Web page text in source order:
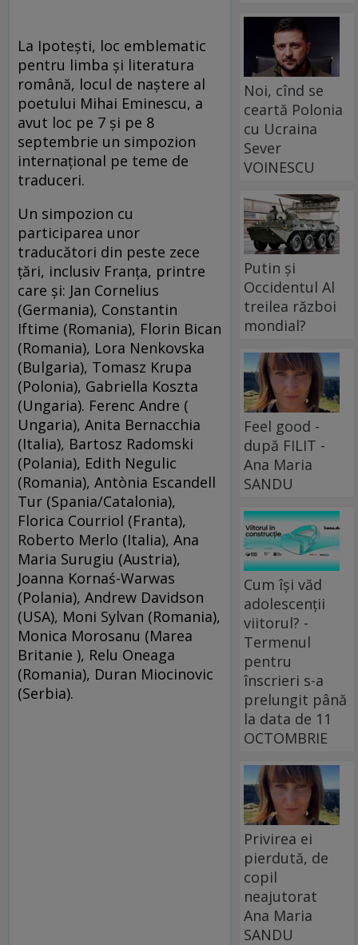
La Ipoteşti, loc emblematic
pentru limba şi literatura
română, locul de naştere al
poetului Mihai Eminescu, a
avut loc pe 7 şi pe 8
septembrie un simpozion
internaţional pe teme de
traduceri.
Un simpozion cu
participarea unor
traducători din peste zece
ţări, inclusiv Franţa, printre
care și: Jan Cornelius
(Germania), Constantin
Iftime (Romania), Florin Bican
(Romania), Lora Nenkovska
(Bulgaria), Tomasz Krupa
(Polonia), Gabriella Koszta
(Ungaria). Ferenc Andre (
Ungaria), Anita Bernacchia
(Italia), Bartosz Radomski
(Polania), Edith Negulic
(Romania), Antònia Escandell
Tur (Spania/Catalonia),
Florica Courriol (Franta),
Roberto Merlo (Italia), Ana
Maria Surugiu (Austria),
Joanna Kornaś-Warwas
(Polania), Andrew Davidson
(USA), Moni Sylvan (Romania),
Monica Morosanu (Marea
Britanie ), Relu Oneaga
(Romania), Duran Miocinovic
(Serbia).
Noi, cînd se
ceartă Polonia
cu Ucraina
Sever
VOINESCU
Putin și
Occidentul Al
treilea război
mondial?
Feel good -
după FILIT -
Ana Maria
SANDU
Cum își văd
adolescenții
viitorul? -
Termenul
pentru
înscrieri s-a
prelungit până
la data de 11
OCTOMBRIE
Privirea ei
pierdută, de
copil
neajutorat
Ana Maria
SANDU